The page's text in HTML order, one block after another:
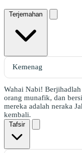
Terjemahan
Wahai Nabi!
orang munafik, dan
mereka adalah neraka
kembali.
Tafsir